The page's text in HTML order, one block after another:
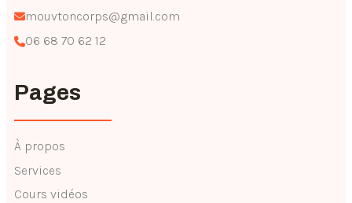
mouvtoncorps@gmail.com
06 68 70 62 12
Pages
À propos
Services
Cours vidéos